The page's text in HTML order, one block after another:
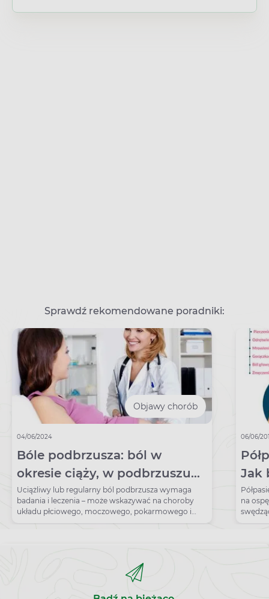
Sprawdź rekomendowane poradniki:
Objawy chorób
04/06/2024
Bóle podbrzusza: ból w
okresie ciąży, w podbrzuszu
lewym, prawym
Uciążliwy lub regularny ból podbrzusza wymaga
badania i leczenia – może wskazywać na choroby
układu płciowego, moczowego, pokarmowego i
kostno-mięśniowego.
06/06/
Jak
na